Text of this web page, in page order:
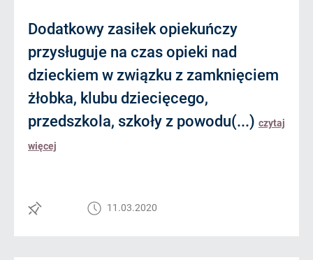
Dodatkowy zasiłek opiekuńczy
przysługuje na czas opieki nad
dzieckiem w związku z zamknięciem
żłobka, klubu dziecięcego,
przedszkola, szkoły z powodu(...) czytaj
więcej
11.03.2020